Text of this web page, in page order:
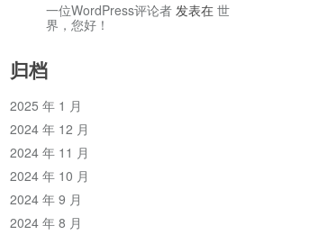
一位WordPress评论者 发表在 世
界，您好！
归档
2025 年 1 月
2024 年 12 月
2024 年 11 月
2024 年 10 月
2024 年 9 月
2024 年 8 月